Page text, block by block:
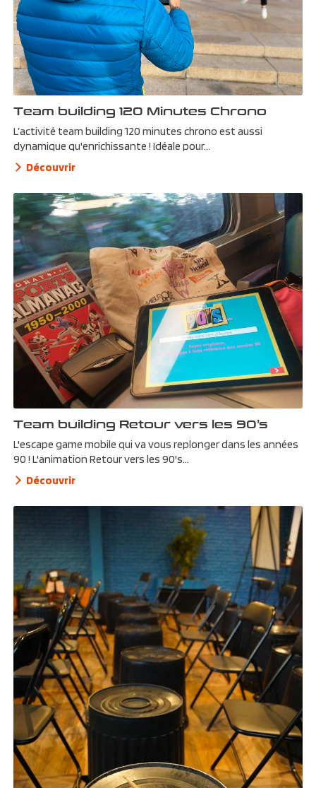
Team building 120 Minutes Chrono
L’activité team building 120 minutes chrono est aussi
dynamique qu'enrichissante ! Idéale pour...
Découvrir
Team building Retour vers les 90’s
L'escape game mobile qui va vous replonger dans les années
90 ! L'animation Retour vers les 90's...
Découvrir